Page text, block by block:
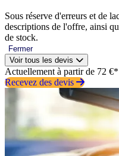
Sous réserve d'erreurs et de
descriptions de l'offre, ainsi
de stock.
Fermer
Voir tous les devis
Actuellement à partir de 72 €*
Recevez des devis